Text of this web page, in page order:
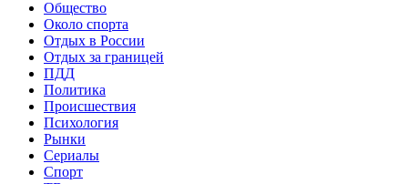
Общество
Около спорта
Отдых в России
Отдых за границей
ПДД
Политика
Происшествия
Психология
Рынки
Сериалы
Спорт